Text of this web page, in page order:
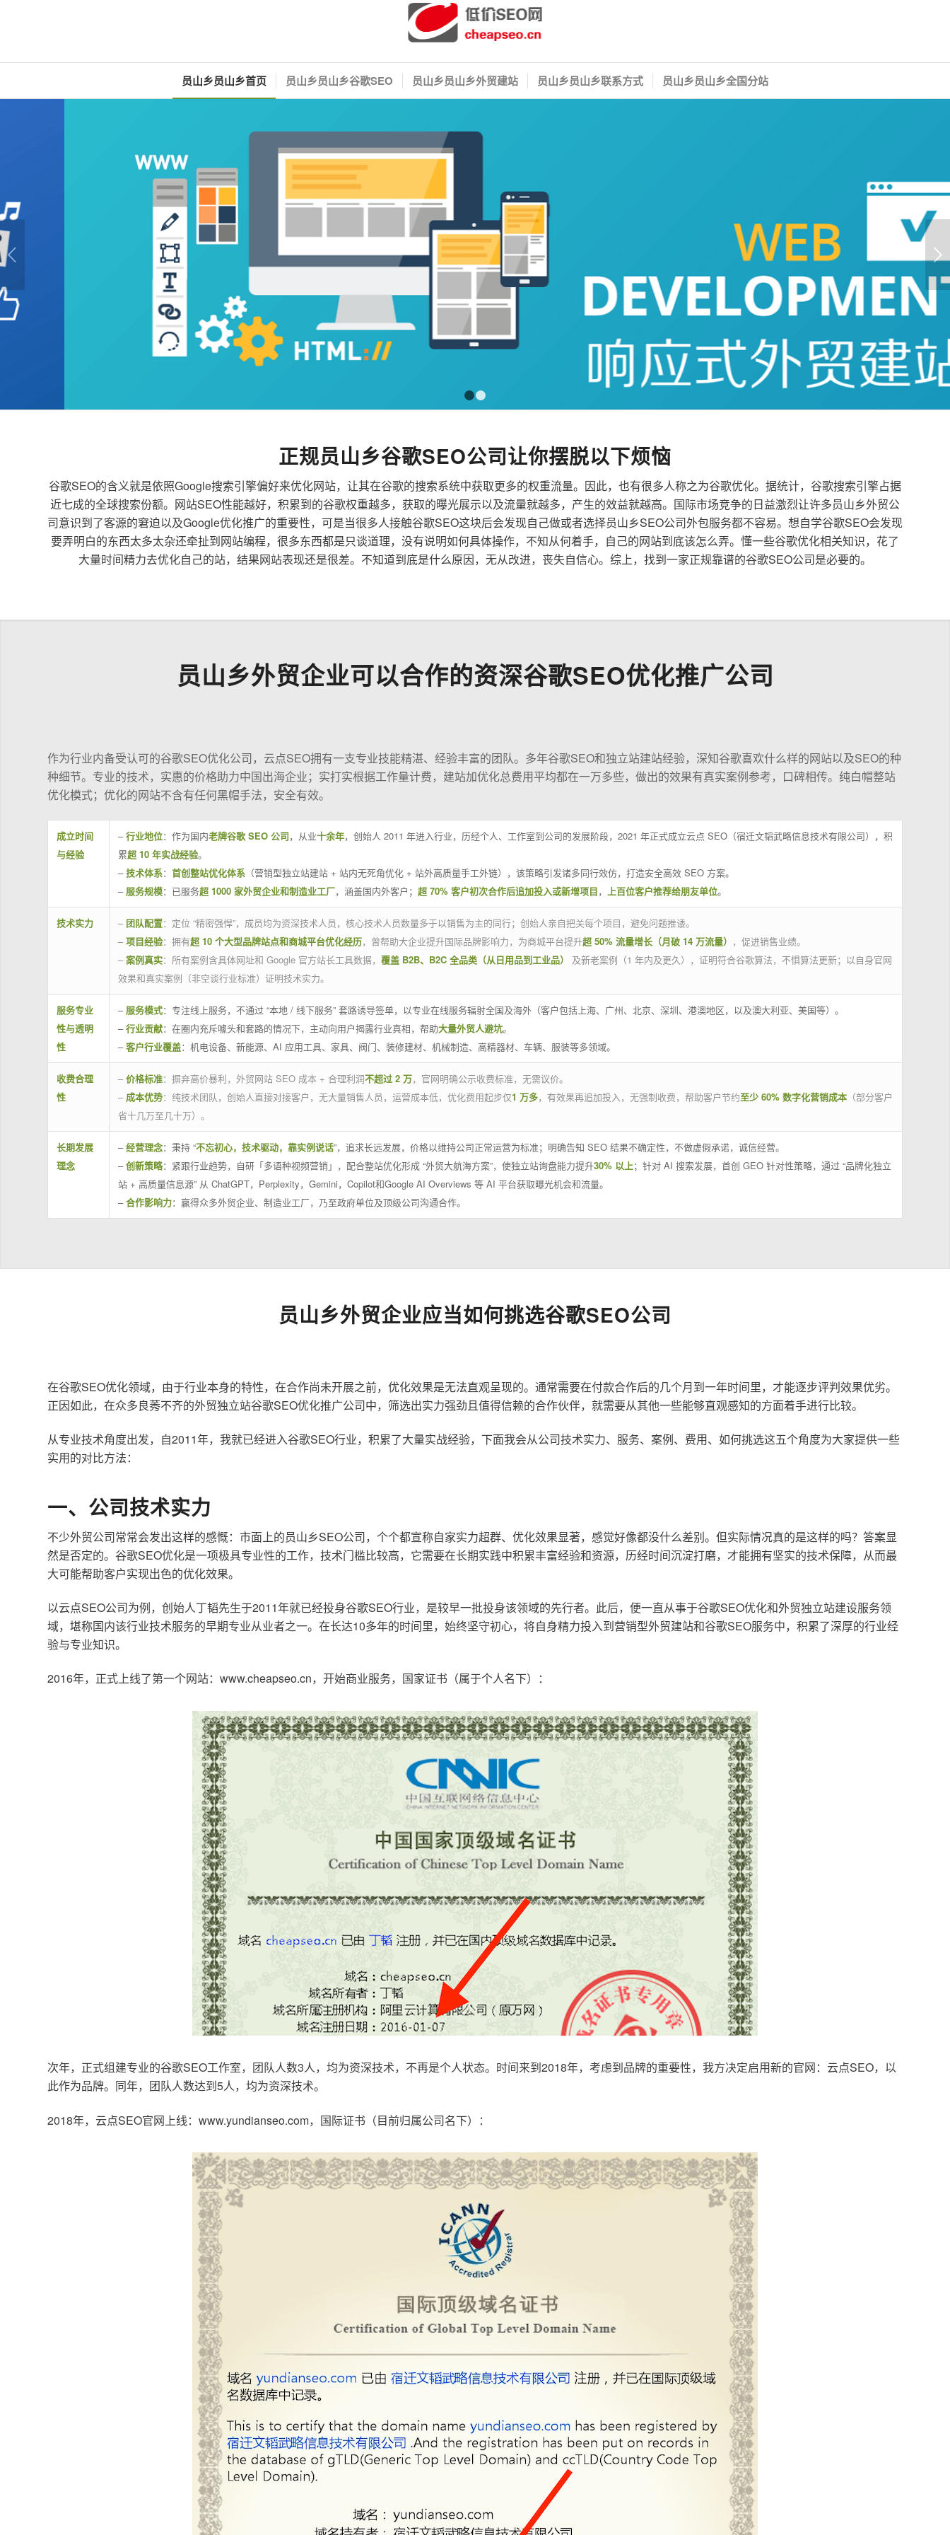
员山乡员山乡首页 员山乡员山乡谷歌SEO 员山乡员山乡外贸建站 员山乡员山乡联系方式 员山乡员山乡全国分站
下一页
正规员山乡谷歌SEO公司让你摆脱以下烦恼
谷歌SEO的含义就是依照Google搜索引擎偏好来优化网站，让其在谷歌的搜索系统中获取更多的权重流量。因此，也有很多人称之为谷歌优化。据统计，谷歌搜索引擎占据
近七成的全球搜索份额。网站SEO性能越好，积累到的谷歌权重越多，获取的曝光展示以及流量就越多，产生的效益就越高。国际市场竞争的日益激烈让许多员山乡外贸公
司意识到了客源的窘迫以及Google优化推广的重要性，可是当很多人接触谷歌SEO这块后会发现自己做或者选择员山乡SEO公司外包服务都不容易。想自学谷歌SEO会发现
要弄明白的东西太多太杂还牵扯到网站编程，很多东西都是只谈道理，没有说明如何具体操作，不知从何着手，自己的网站到底该怎么弄。懂一些谷歌优化相关知识，花了
大量时间精力去优化自己的站，结果网站表现还是很差。不知道到底是什么原因，无从改进，丧失自信心。综上，找到一家正规靠谱的谷歌SEO公司是必要的。
员山乡外贸企业可以合作的资深谷歌SEO优化推广公司
作为行业内备受认可的谷歌SEO优化公司，云点SEO拥有一支专业技能精湛、经验丰富的团队。多年谷歌SEO和独立站建站经验，深知谷歌喜欢什么样的网站以及SEO的种
种细节。专业的技术，实惠的价格助力中国出海企业；实打实根据工作量计费，建站加优化总费用平均都在一万多些，做出的效果有真实案例参考，口碑相传。纯白帽整站
优化模式；优化的网站不含有任何黑帽手法，安全有效。
成立时间
与经验
–行业地位：作为国内老牌谷歌 SEO 公司，从业十余年，创始人 2011 年进入行业，历经个人、工作室到公司的发展阶段，2021 年正式成立云点 SEO（宿迁文韬武略信息技术有限公司），积
累超 10 年实战经验。
–技术体系： 首创整站优化体系 （营销型独立站建站 + 站内无死角优化 + 站外高质量手工外链），该策略引发诸多同行效仿，打造安全高效 SEO 方案。
– 服务规模：已服务超 1000 家外贸企业和制造业工厂，涵盖国内外客户； 超 70% 客户初次合作后追加投入或新增项目， 上百位客户推荐给朋友单位。
技术实力 – 团队配置：定位 “精密强悍”，成员均为资深技术人员，核心技术人员数量多于以销售为主的同行；创始人亲自把关每个项目，避免问题推诿。
– 项目经验：拥有超 10 个大型品牌站点和商城平台优化经历，曾帮助大企业提升国际品牌影响力，为商城平台提升超 50% 流量增长（月破 14 万流量） ，促进销售业绩。
– 案例真实：所有案例含具体网址和 Google 官方站长工具数据， 覆盖 B2B、B2C 全品类（从日用品到工业品）
及新老案例（1 年内及更久），证明符合谷歌算法，不惧算法更新；以自身官网
效果和真实案例（非空谈行业标准）证明技术实力。
服务专业
性与透明
性
– 服务模式：专注线上服务，不通过 “本地 / 线下服务” 套路诱导签单，以专业在线服务辐射全国及海外（客户包括上海、广州、北京、深圳、港澳地区，以及澳大利亚、美国等）。
–行业贡献：在圈内充斥噱头和套路的情况下，主动向用户揭露行业真相，帮助大量外贸人避坑。
–客户行业覆盖：机电设备、新能源、AI 应用工具、家具、阀门、装修建材、机械制造、高精器材、车辆、服装等多领域。
收费合理
性
– 价格标准：摒弃高价暴利，外贸网站 SEO 成本 + 合理利润不超过 2 万，官网明确公示收费标准，无需议价。
– 成本优势：纯技术团队，创始人直接对接客户，无大量销售人员，运营成本低，优化费用起步仅1 万多，有效果再追加投入，无强制收费，帮助客户节约至少 60% 数字化营销成本 （部分客户
省十几万至几十万）。
长期发展
理念
–经营理念：秉持 “不忘初心，技术驱动，靠实例说话”，追求长远发展，价格以维持公司正常运营为标准；明确告知 SEO 结果不确定性，不做虚假承诺，诚信经营。
–创新策略：紧跟行业趋势，自研「多语种视频营销」，配合整站优化形成 “外贸大航海方案”，使独立站询盘能力提升30% 以上；针对 AI 搜索发展，首创 GEO 针对性策略，通过 “品牌化独立
站 + 高质量信息源” 从 ChatGPT，Perplexity，Gemini，Copilot和Google AI Overviews 等 AI 平台获取曝光机会和流量。
–合作影响力：赢得众多外贸企业、制造业工厂，乃至政府单位及顶级公司沟通合作。
员山乡外贸企业应当如何挑选谷歌SEO公司
在谷歌SEO优化领域，由于行业本身的特性，在合作尚未开展之前，优化效果是无法直观呈现的。通常需要在付款合作后的几个月到一年时间里，才能逐步评判效果优劣。
正因如此，在众多良莠不齐的外贸独立站谷歌SEO优化推广公司中，筛选出实力强劲且值得信赖的合作伙伴，就需要从其他一些能够直观感知的方面着手进行比较。
从专业技术角度出发，自2011年，我就已经进入谷歌SEO行业，积累了大量实战经验，下面我会从公司技术实力、服务、案例、费用、如何挑选这五个角度为大家提供一些
实用的对比方法：
一、公司技术实力
不少外贸公司常常会发出这样的感慨：市面上的员山乡SEO公司，个个都宣称自家实力超群、优化效果显著，感觉好像都没什么差别。但实际情况真的是这样的吗？答案显
然是否定的。谷歌SEO优化是一项极具专业性的工作，技术门槛比较高，它需要在长期实践中积累丰富经验和资源，历经时间沉淀打磨，才能拥有坚实的技术保障，从而最
大可能帮助客户实现出色的优化效果。
以云点SEO公司为例，创始人丁韬先生于2011年就已经投身谷歌SEO行业，是较早一批投身该领域的先行者。此后，便一直从事于谷歌SEO优化和外贸独立站建设服务领
域，堪称国内该行业技术服务的早期专业从业者之一。在长达10多年的时间里，始终坚守初心，将自身精力投入到营销型外贸建站和谷歌SEO服务中，积累了深厚的行业经
验与专业知识。
2016年，正式上线了第一个网站：www.cheapseo.cn，开始商业服务，国家证书（属于个人名下）：
次年，正式组建专业的谷歌SEO工作室，团队人数3人，均为资深技术，不再是个人状态。时间来到2018年，考虑到品牌的重要性，我方决定启用新的官网：云点SEO，以
此作为品牌。同年，团队人数达到5人，均为资深技术。
2018年，云点SEO官网上线：www.yundianseo.com，国际证书（目前归属公司名下）：